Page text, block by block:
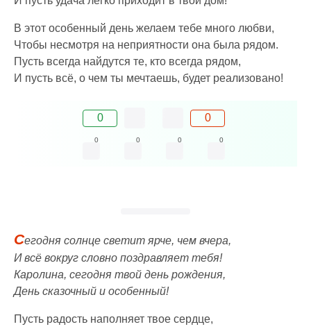
В этот особенный день желаем тебе много любви,
Чтобы несмотря на неприятности она была рядом.
Пусть всегда найдутся те, кто всегда рядом,
И пусть всё, о чем ты мечтаешь, будет реализовано!
0 0
0 0 0 0
Сегодня солнце светит ярче, чем вчера,
И всё вокруг словно поздравляет тебя!
Каролина, сегодня твой день рождения,
День сказочный и особенный!
Пусть радость наполняет твое сердце,